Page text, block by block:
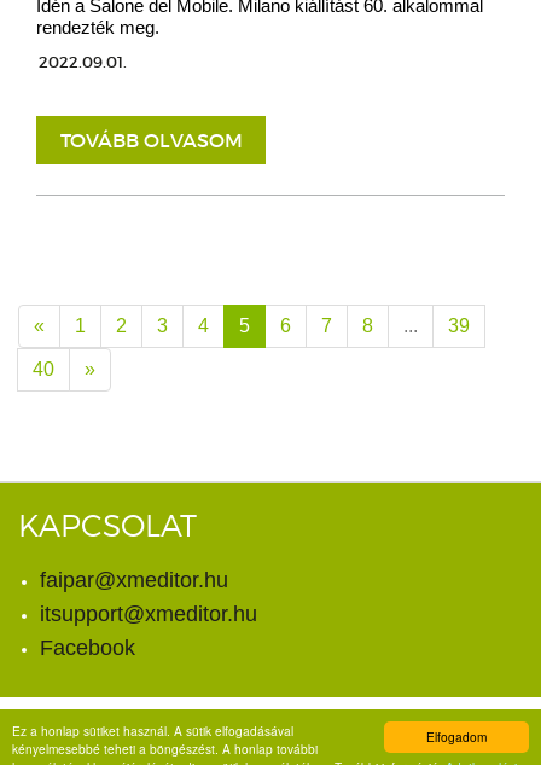
Elfogadom
Ez a honlap sütiket használ. A sütik elfogadásával
kényelmesebbé teheti a böngészést. A honlap további
Idén a Salone del Mobile. Milano kiállítást 60. alkalommal
rendezték meg.
2022.09.01.
TOVÁBB OLVASOM
« 1 2 3 4 5 6 7 8 ... 39
40 »
KAPCSOLAT
faipar@xmeditor.hu
itsupport@xmeditor.hu
Facebook
© Copyright 2026. X-meditor Kft.